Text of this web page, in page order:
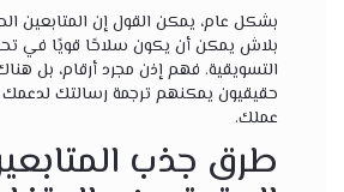
بشكل عام، يمكن القول إن المتابعين
بلاش يمكن أن يكون سلاحًا قويًا في
التسويقية. فهم إذن مجرد أرقام، بل
حقيقيون يمكنهم ترجمة رسالتك
عملك.
طرق جذب